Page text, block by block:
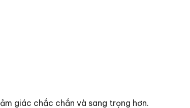
giác chắc chắn và sang trọng hơn.